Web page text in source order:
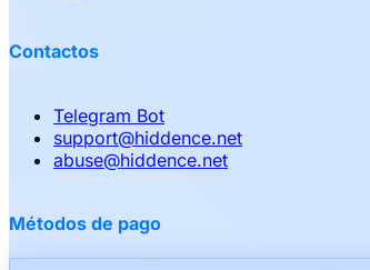
Contactos
Telegram Bot
support@hiddence.net
abuse@hiddence.net
Métodos de pago